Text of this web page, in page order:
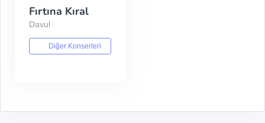
Fırtına Kıral
Davul
Diğer Konserleri